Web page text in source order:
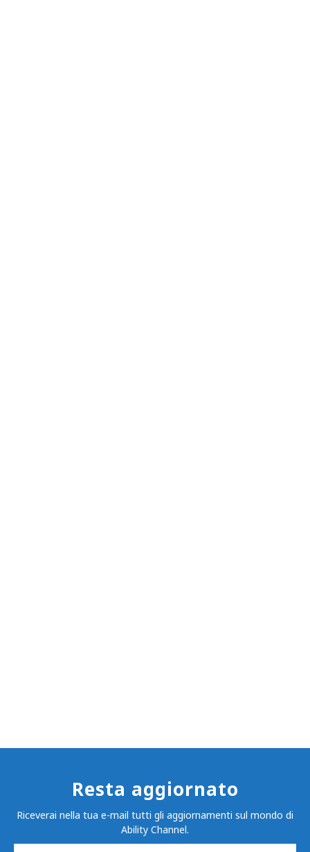
Resta aggiornato
Riceverai nella tua e-mail tutti gli aggiornamenti sul mondo di
Ability Channel.